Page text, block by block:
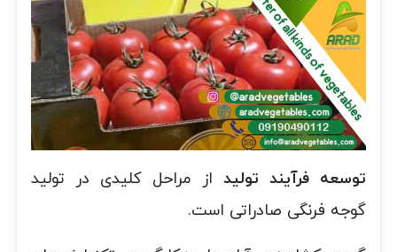
توسعه فرآیند تولید از مراحل کلیدی در تولید
گوجه فرنگی صادراتی است.